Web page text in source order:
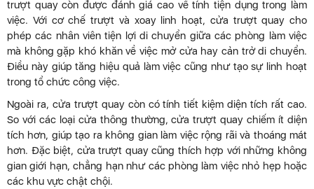
trượt quay còn được đánh giá cao về tính tiện dụng trong làm
việc. Với cơ chế trượt và xoay linh hoạt, cửa trượt quay cho
phép các nhân viên tiện lợi di chuyển giữa các phòng làm việc
mà không gặp khó khăn về việc mở cửa hay cản trở di chuyển.
Điều này giúp tăng hiệu quả làm việc cũng như tạo sự linh hoạt
trong tổ chức công việc.
Ngoài ra, cửa trượt quay còn có tính tiết kiệm diện tích rất cao.
So với các loại cửa thông thường, cửa trượt quay chiếm ít diện
tích hơn, giúp tạo ra không gian làm việc rộng rãi và thoáng mát
hơn. Đặc biệt, cửa trượt quay cũng thích hợp với những không
gian giới hạn, chẳng hạn như các phòng làm việc nhỏ hẹp hoặc
các khu vực chật chội.